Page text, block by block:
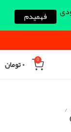
0 ۰تومان
فهمیدم